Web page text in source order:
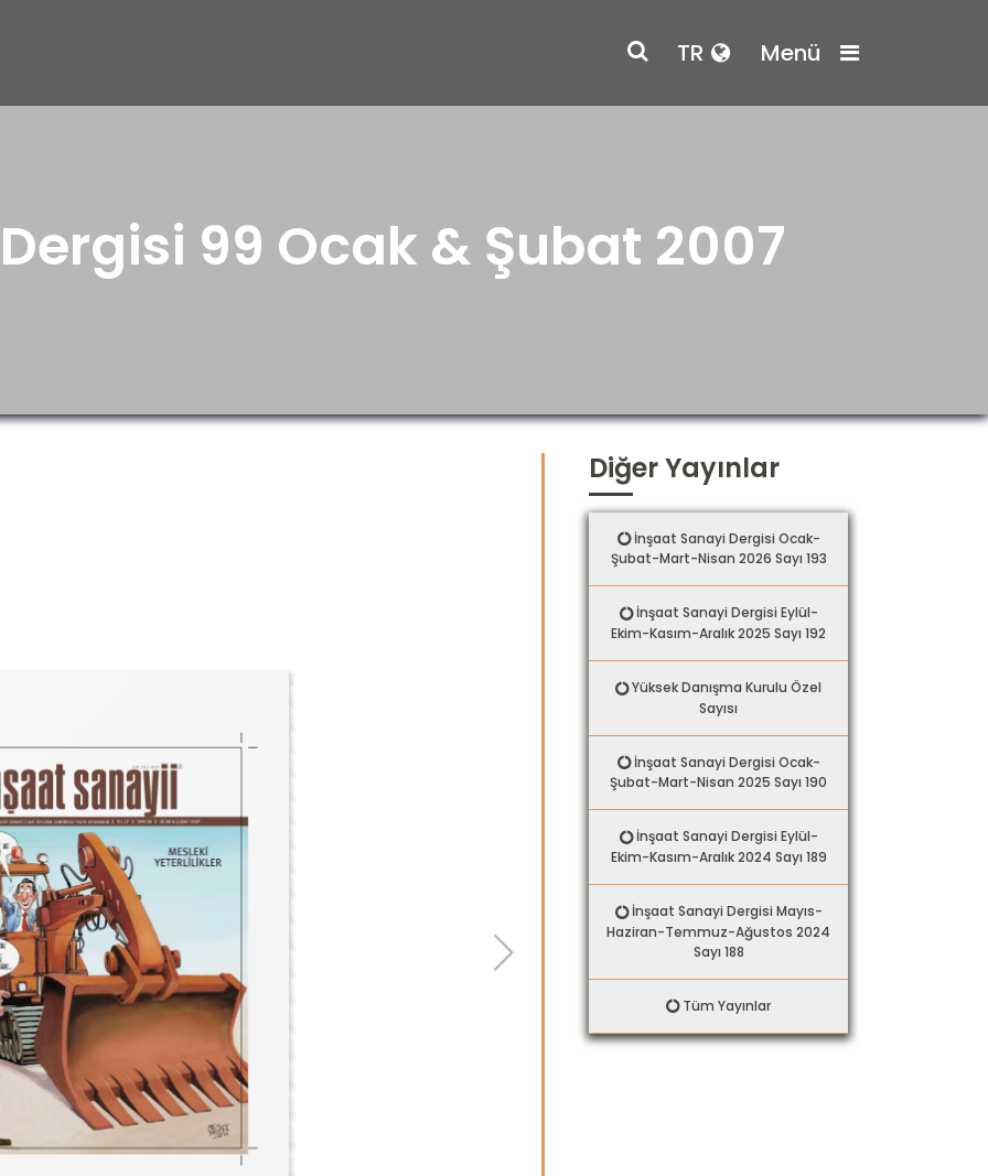
TR Menü
99 Ocak & Şubat 2007
Diğer Yayınlar
İnşaat Sanayi Dergisi Ocak-
Şubat-Mart-Nisan 2026 Sayı 193
İnşaat Sanayi Dergisi Eylül-
Ekim-Kasım-Aralık 2025 Sayı 192
Yüksek Danışma Kurulu Özel
Sayısı
İnşaat Sanayi Dergisi Ocak-
Şubat-Mart-Nisan 2025 Sayı 190
İnşaat Sanayi Dergisi Eylül-
Ekim-Kasım-Aralık 2024 Sayı 189
İnşaat Sanayi Dergisi Mayıs-
Haziran-Temmuz-Ağustos 2024
Sayı 188
Tüm Yayınlar